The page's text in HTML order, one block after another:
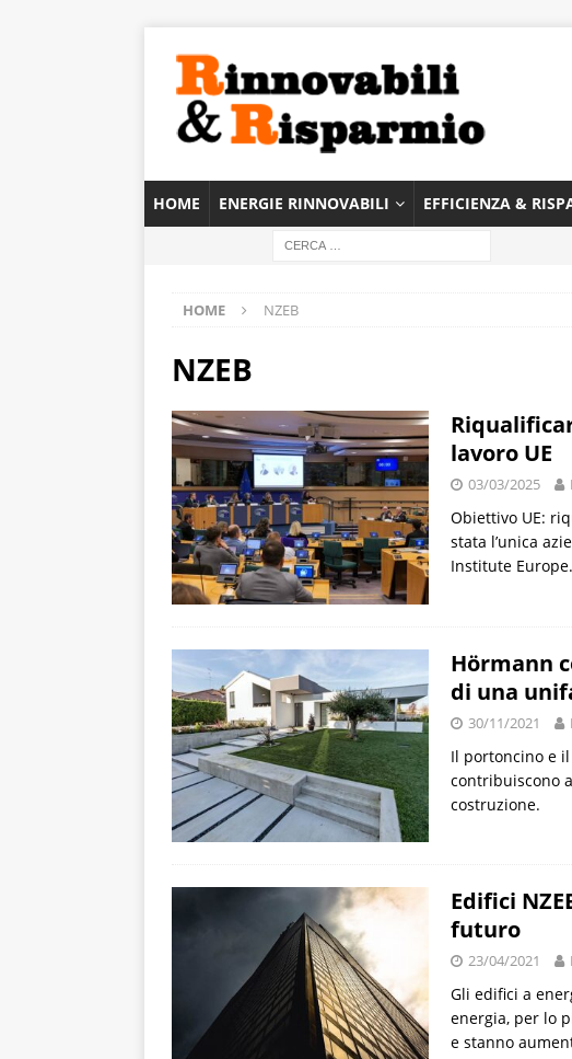
HOME ENERGIE RINNOVABILI EFFICIENZA &
HOME NZEB
NZEB
lavoro UE
03/03/2025
Obiettivo UE:
stata l’unica
Institute Europe.
Hörmann
di una
30/11/2021
Il portoncino e
contribuiscono
costruzione.
Edifici
futuro
23/04/2021
Gli edifici a
energia, per lo
e stanno